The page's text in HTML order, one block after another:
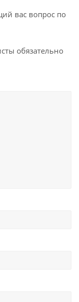
вас вопрос по
обязательно